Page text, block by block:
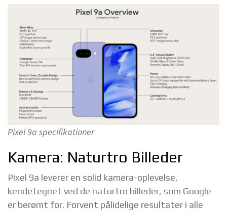
Pixel 9a specifikationer
Kamera: Naturtro Billeder
Pixel 9a leverer en solid kamera-oplevelse,
kendetegnet ved de naturtro billeder, som Google
er berømt for. Forvent pålidelige resultater i alle